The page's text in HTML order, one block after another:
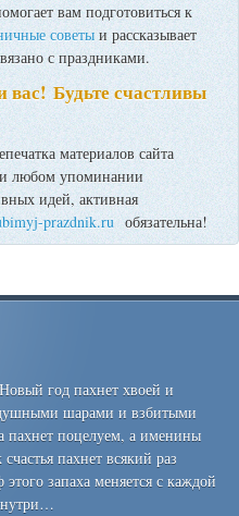
вам подготовиться к
советы и рассказывает
с праздниками.
Будьте счастливы
материалов сайта
упоминании
идей, активная
prazdnik.ruобязательна!
год пахнет хвоей и
шарами и взбитыми
пахнет поцелуем, а именины
пахнет всякий раз
запаха меняется с каждой